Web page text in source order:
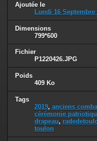
Ajoutée le
Lundi 16 Septembre
Dimensions
799*600
Fichier
P1220426.JPG
Poids
409 Ko
Tags
2019, anciens
cérémonie
drapeau,
toulon